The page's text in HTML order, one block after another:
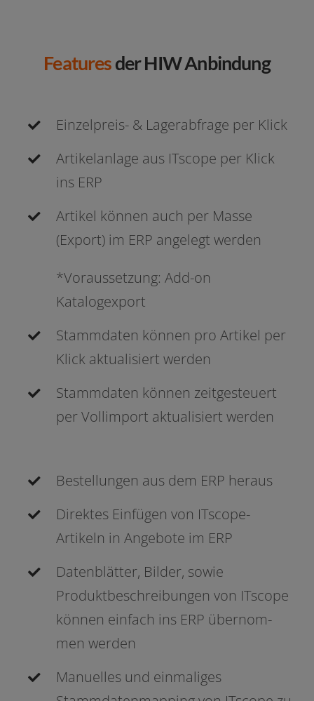
Featuresder HIW Anbindung
Einzelpreis- & Lagerabfrage per Klick
Artikelanlage aus ITscope per Klick
ins ERP
Artikel kön­nen auch per Masse
(Export) im ERP ange­legt werden
*Voraussetzung: Add-on
Katalogexport
Stammdaten kön­nen pro Artikel per
Klick aktua­li­siert werden
Stammdaten kön­nen zeit­ge­steu­ert
per Vollimport aktua­li­siert werden
Bestellungen aus dem ERP heraus
Direktes Einfügen von ITscope-
Artikeln in Angebote im ERP
Datenblätter, Bilder, sowie
Produktbeschreibungen von ITscope
kön­nen ein­fach ins ERP über­nom­
men werden
Manuelles und ein­ma­li­ges